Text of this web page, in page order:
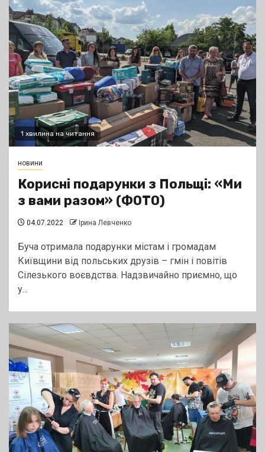
1 хвилина на читання
новини
Корисні подарунки з Польщі: «Ми
з вами разом» (ФОТО)
04.07.2022 Ірина Левченко
Буча отримала подарунки містам і громадам
Київщини від польських друзів – гмін і повітів
Сілезького воєвдства. Надзвичайно приємно, що
у...